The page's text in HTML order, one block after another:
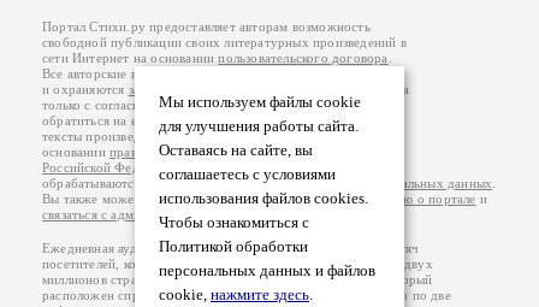
Мы используем файлы cookie
для улучшения работы сайта.
Оставаясь на сайте, вы
соглашаетесь с условиями
использования файлов cookies.
Чтобы ознакомиться с
Политикой обработки
персональных данных и файлов
cookie, нажмите здесь.
Портал Стихи.ру предоставляет авторам возможность
свободной публикации своих литературных произведений в
сети Интернет на основаниипользовательского договора
Все авторские права на произведения принадлежат авторам
и охраняются законом
. Перепечатка произведений возможна
только с согласия его автора, к которому вы можете
обратиться на его авторской странице. Ответственность за
тексты произведений авторы несут самостоятельно на
основанииправил публикацииизаконодательства
Российской Федерации
обрабатываются на основанииПолитики обработки персональных данных
Вы также можете посмотреть более подробнуюинформацию о портале и
связаться с администрацией
Ежедневная аудитория портала Стихи.ру – порядка 200 тысяч
посетителей, которые в общей сумме просматривают более двух
миллионов страниц по данным счетчика посещаемости, который
расположен справа от этого текста. В каждой графе указано по две